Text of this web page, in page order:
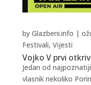
Vojko V prvi
by Glazbeni.info |
Festivali, Vijesti
Jedan od
vlasnik nekoliko